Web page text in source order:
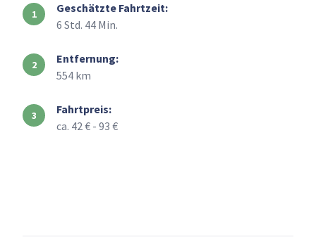
Geschätzte Fahrtzeit:
6 Std. 44 Min.
Entfernung:
554 km
Fahrtpreis:
ca. 42 € - 93 €